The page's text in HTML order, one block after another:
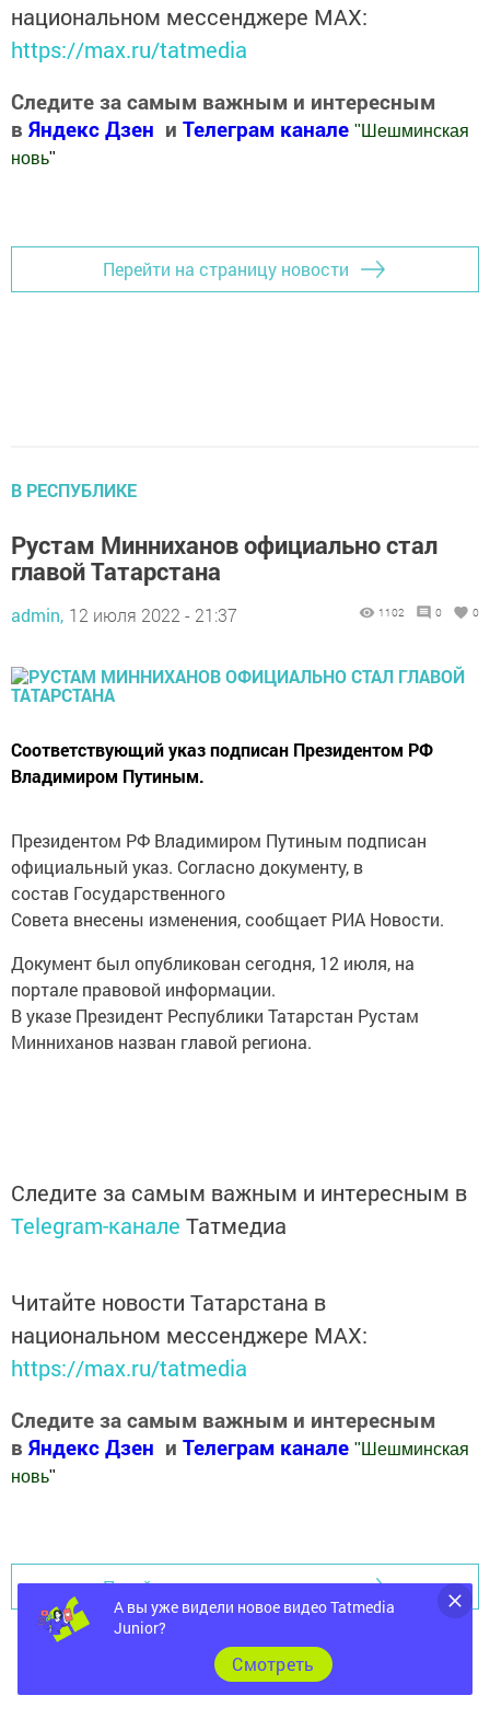
национальном мессенджере MАХ:
https://max.ru/tatmedia
Следите за самым важным и интересным
в Яндекс Дзен и Телеграм канале " Шешминская
новь"
Перейти на страницу новости
В РЕСПУБЛИКЕ
Рустам Минниханов официально стал
главой Татарстана
admin, 12 июля 2022 - 21:37 1102 0 0
Соответствующий указ подписан Президентом РФ
Владимиром Путиным.
Президентом РФ Владимиром Путиным подписан
официальный указ. Согласно документу, в
состав Государственного
Совета внесены изменения, сообщает РИА Новости.
Документ был опубликован сегодня, 12 июля, на
портале правовой информации.
В указе Президент Республики Татарстан Рустам
Минниханов назван главой региона.
Следите за самым важным и интересным в
Telegram-канале Татмедиа
Читайте новости Татарстана в
национальном мессенджере MАХ:
https://max.ru/tatmedia
Следите за самым важным и интересным
в Яндекс Дзен и Телеграм канале " Шешминская
новь"
Перейти на страницу новости
А вы уже видели новое видео Tatmedia
Junior?
Cмотреть